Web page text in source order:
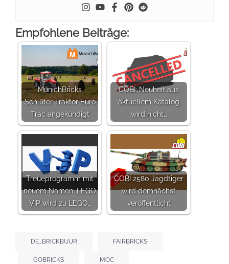
Empfohlene Beiträge:
MunichBricks
Schlüter Traktor Euro
Trac angekündigt
COBI: Neuheit aus
aktuellem Katalog
wird nicht…
Treueprogramm mit
neuem Namen: LEGO
VIP wird zu LEGO…
COBI 2580 Jagdtiger
wird demnächst
veröffentlicht
DE_BRICKBUUR FAIRBRICKS
GOBRICKS MOC